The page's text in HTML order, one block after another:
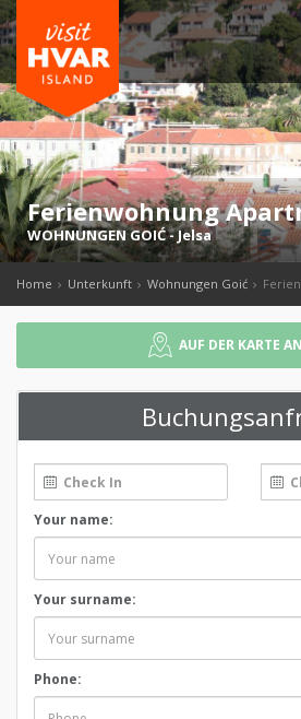
Ferienwohnung
WOHNUNGEN GOIĆ-Jelsa
Home Unterkunft Wohnungen Goić
AUF DER KARTE
Your name:
Your surname:
Phone: